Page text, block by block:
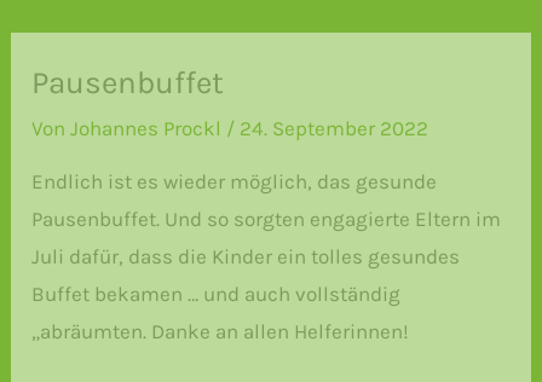
Pausenbuffet
VonJohannes Prockl / 24. September 2022
Endlich ist es wieder möglich, das gesunde
Pausenbuffet. Und so sorgten engagierte Eltern im
Juli dafür, dass die Kinder ein tolles gesundes
Buffet bekamen … und auch vollständig
„abräumten. Danke an allen Helferinnen!